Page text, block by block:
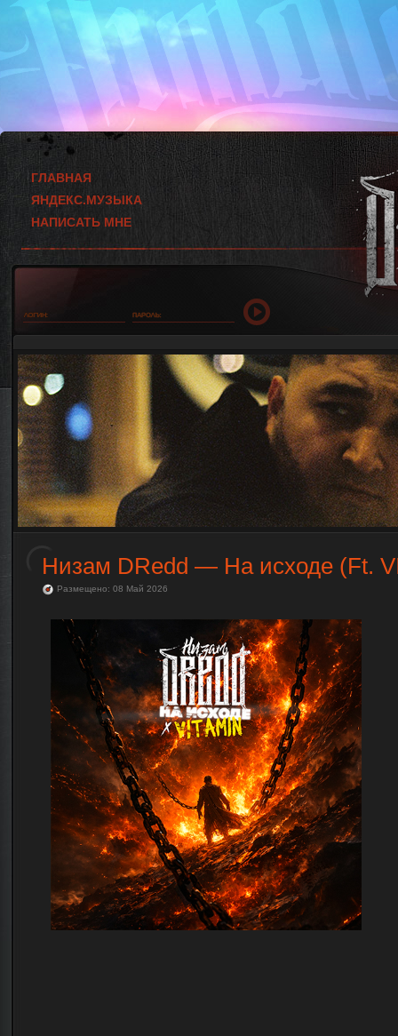
ГЛАВНАЯ
ЯНДЕКС.МУЗЫКА
НАПИСАТЬ МНЕ
Низам DRedd — На исходе (Ft.
Размещено: 08 Май 2026